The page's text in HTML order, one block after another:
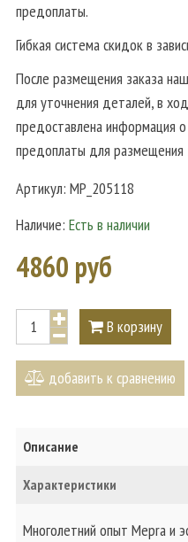
предоплаты.
Гибкая система скидок в
После размещения заказа
для уточнения деталей, в
предоставлена информация
предоплаты для размещения
Артикул: MP_205118
Наличие: Есть в наличии
4860 руб
В корзину
добавить к сравнению
Описание
Характеристики
Многолетний опыт Mepra и